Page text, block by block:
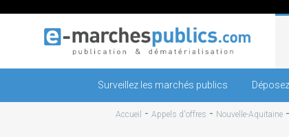
Surveillez les marchés publics
Accueil - Appels d'offres - Nouvelle-Aquitaine -